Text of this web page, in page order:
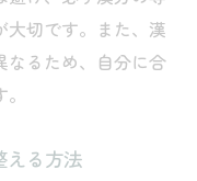
大切です。また、漢
なるため、自分に合
える方法